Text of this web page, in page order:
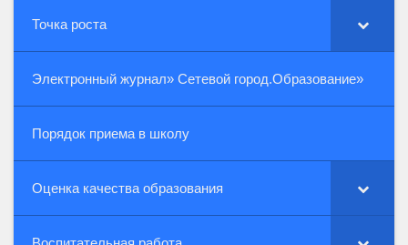
Точка роста
Электронный журнал» Сетевой город.Образование»
Порядок приема в школу
Оценка качества образования